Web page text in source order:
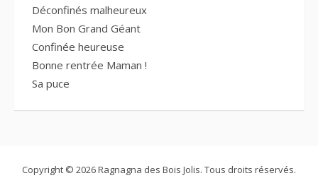
Déconfinés malheureux
Mon Bon Grand Géant
Confinée heureuse
Bonne rentrée Maman !
Sa puce
Copyright © 2026 Ragnagna des Bois Jolis. Tous droits réservés.